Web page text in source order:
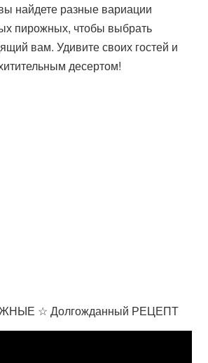
найдете разные вариации
пирожных, чтобы выбрать
вам. Удивите своих гостей и
десертом!
☆ Долгожданный РЕЦЕПТ